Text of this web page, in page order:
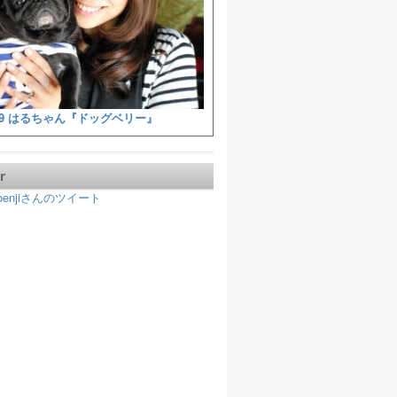
はるちゃん『ドッグベリー』
さんのツイート